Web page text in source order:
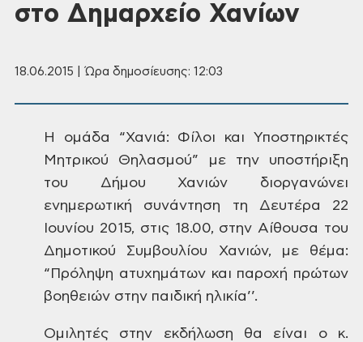
στο Δημαρχείο Χανίων
18.06.2015 | Ώρα δημοσίευσης: 12:03
Η ομάδα “Χανιά: Φίλοι και Υποστηρικτές
Μητρικού Θηλασμού” με την υποστήριξη
του Δήμου Χανιών διοργανώνει
ενημερωτική συνάντηση τη Δευτέρα 22
Ιουνίου 2015, στις 18.00, στην Αίθουσα του
Δημοτικού Συμβουλίου Χανιών, με θέμα:
“Πρόληψη ατυχημάτωνκαι παροχή πρώτων
βοηθειών στην παιδική ηλικία’’.
Ομιλητές στην εκδήλωση θα είναι ο κ.